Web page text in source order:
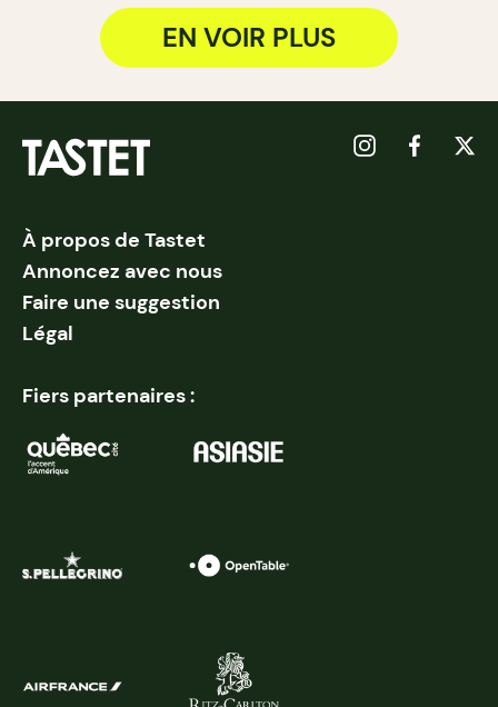
EN VOIR PLUS
À propos de Tastet
Annoncez avec nous
Faire une suggestion
Légal
Fiers partenaires :